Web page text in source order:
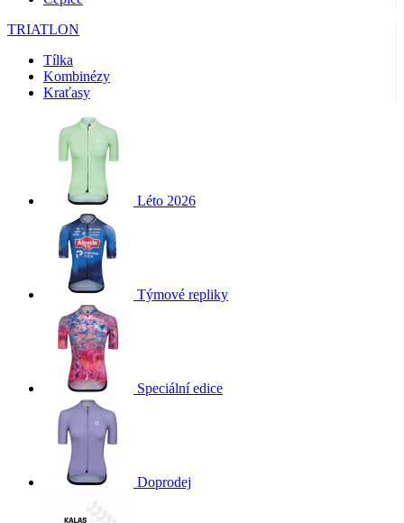
TRIATLON
Tílka
Kombinézy
Kraťasy
Léto 2026
Týmové repliky
Speciální edice
Doprodej